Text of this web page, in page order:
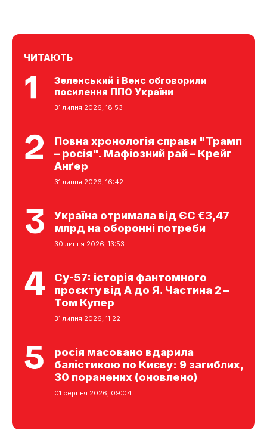
ЧИТАЮТЬ
Зеленський і Венс обговорили
посилення ППО України
31 липня 2026, 18:53
Повна хронологія справи "Трамп
– росія". Мафіозний рай – Крейг
Анґер
31 липня 2026, 16:42
Україна отримала від ЄС €3,47
млрд на оборонні потреби
30 липня 2026, 13:53
Су-57: історія фантомного
проєкту від А до Я. Частина 2 –
Том Купер
31 липня 2026, 11:22
росія масовано вдарила
балістикою по Києву: 9 загиблих,
30 поранених (оновлено)
01 серпня 2026, 09:04